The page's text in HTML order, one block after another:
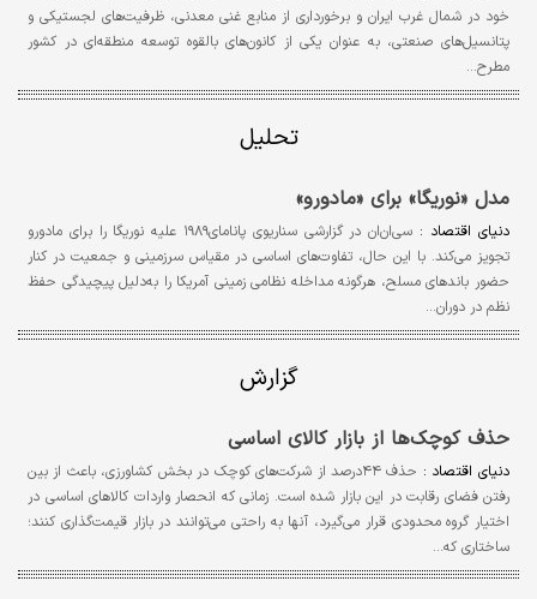
خود در شمال غرب ایران و برخورداری از منابع غنی معدنی، ظرفیت‌های لجستیکی و
پتانسیل‌های صنعتی، به عنوان یکی از کانون‌های بالقوه توسعه منطقه‌ای در کشور
مطرح…
تحلیل
مدل «نوریگا» برای «مادورو»
دنیای اقتصاد :
سی‌ان‌ان در گزارشی سناریوی پانامای۱۹۸۹ علیه نوریگا را برای مادورو
تجویز می‌کند. با این حال، تفاوت‌های اساسی در مقیاس سرزمینی و جمعیت در کنار
حضور باندهای مسلح، هرگونه مداخله نظامی زمینی آمریکا را به‌دلیل پیچیدگی حفظ
نظم در دوران…
گزارش
حذف کوچک‌ها از بازار کالای اساسی
دنیای اقتصاد :
حذف ۴۴درصد از شرکت‌های کوچک در بخش کشاورزی، باعث از بین
رفتن فضای رقابت در این بازار شده است. زمانی که انحصار واردات کالاهای اساسی در
اختیار گروه محدودی قرار می‌گیرد، آنها به راحتی می‌توانند در بازار قیمت‌گذاری کنند؛
ساختاری که…